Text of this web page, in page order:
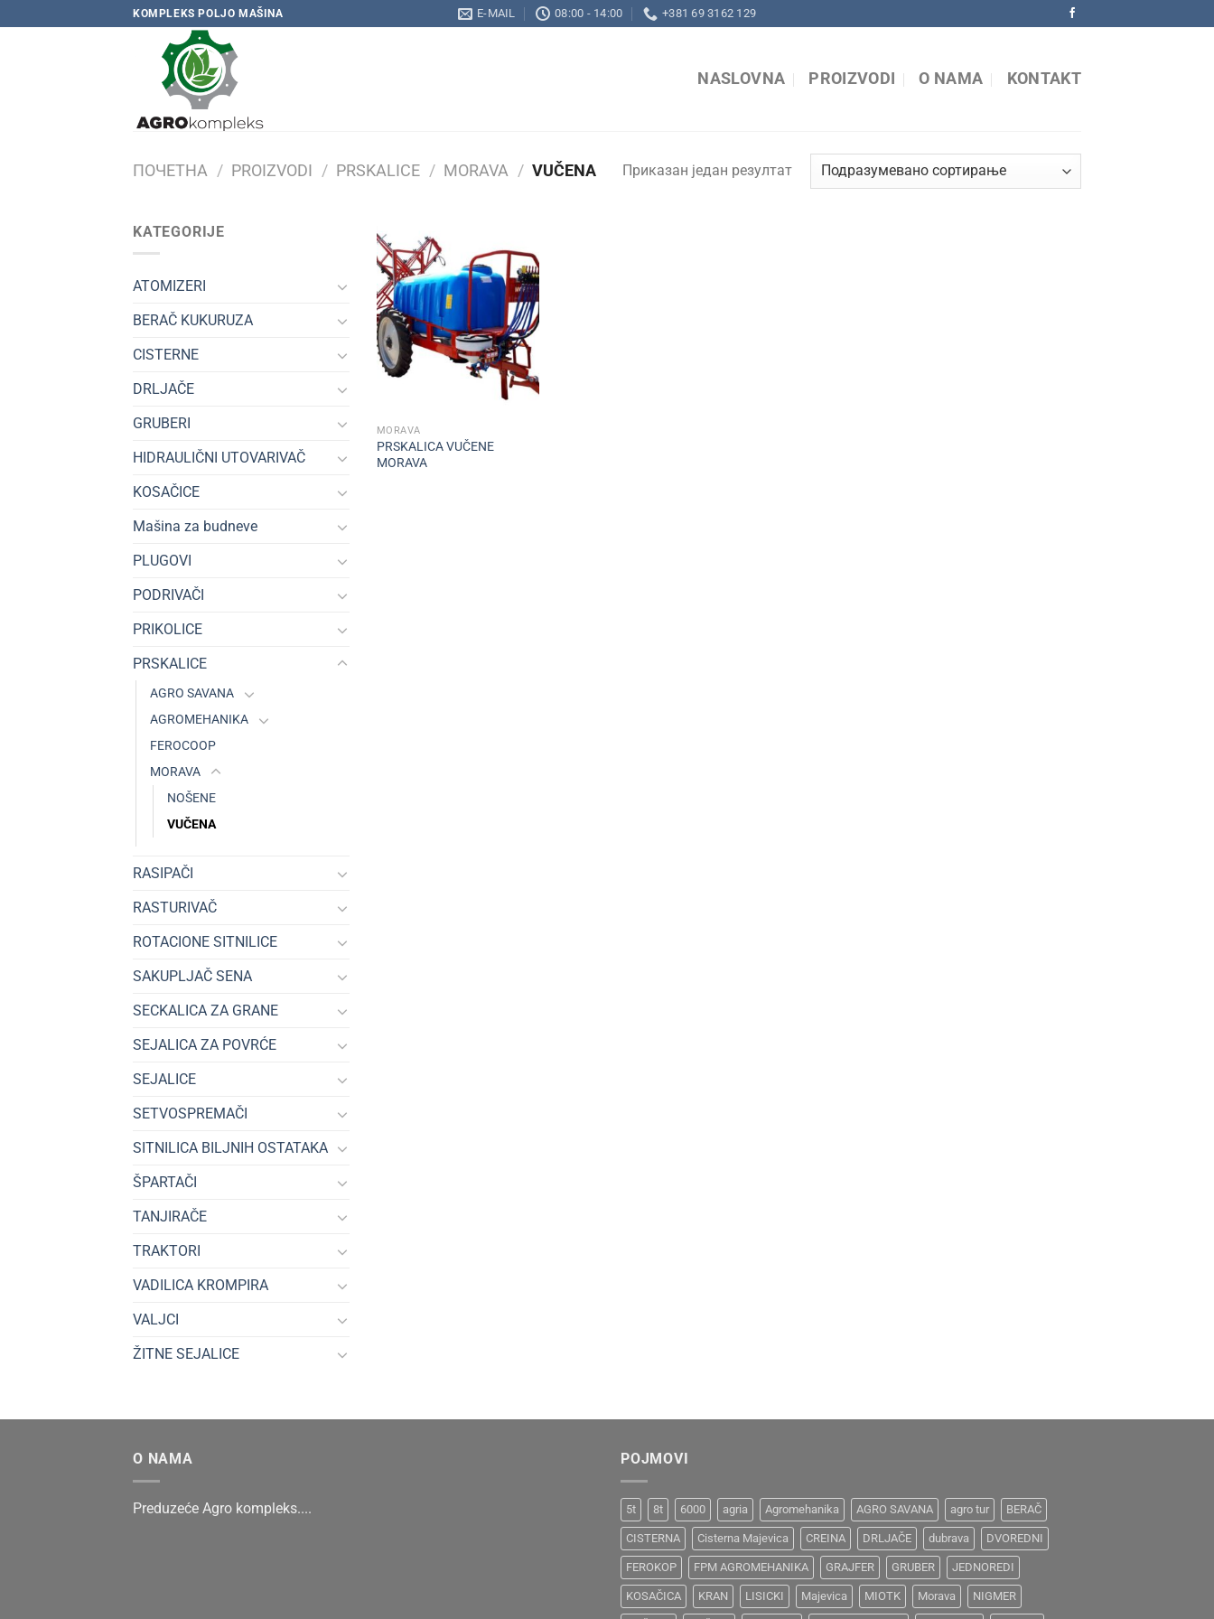
to
KOMPLEKS POLJO MAŠINA E-MAIL 08:00 - 14:00 +381 69 3162 129
NASLOVNA PROIZVODI O NAMA KONTAKT
ПОЧЕТНА / PROIZVODI / PRSKALICE / MORAVA / VUČENA Приказан један резултат
KATEGORIJE
ATOMIZERI
BERAČ KUKURUZA
CISTERNE
DRLJAČE
GRUBERI
HIDRAULIČNI UTOVARIVAČ
KOSAČICE
Mašina za budneve
PLUGOVI
PODRIVAČI
PRIKOLICE
PRSKALICE
AGRO SAVANA
AGROMEHANIKA
FEROCOOP
MORAVA
NOŠENE
VUČENA
RASIPAČI
RASTURIVAČ
ROTACIONE SITNILICE
SAKUPLJAČ SENA
SECKALICA ZA GRANE
SEJALICA ZA POVRĆE
SEJALICE
SETVOSPREMAČI
SITNILICA BILJNIH OSTATAKA
ŠPARTAČI
TANJIRAČE
TRAKTORI
VADILICA KROMPIRA
VALJCI
ŽITNE SEJALICE
Add to
wishlist
MORAVA
PRSKALICA VUČENE
MORAVA
O NAMA
Preduzeće Agro kompleks....
POJMOVI
5t 8t 6000 agria Agromehanika AGRO SAVANA agro tur BERAČ
CISTERNA Cisterna Majevica CREINA DRLJAČE dubrava DVOREDNI
FEROKOP FPM AGROMEHANIKA GRAJFER GRUBER JEDNOREDI
KOSAČICA KRAN LISICKI Majevica MIOTK Morava NIGMER